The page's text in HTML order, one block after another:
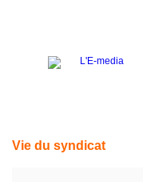
Vie du syndicat